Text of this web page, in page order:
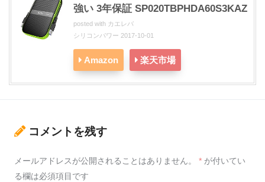
強い 3年保証 SP020TBPHDA60S3KAZ
posted with カエレバ
シリコンパワー 2017-10-01
Amazon 楽天市場
コメントを残す
メールアドレスが公開されることはありません。 * が付いてい
る欄は必須項目です